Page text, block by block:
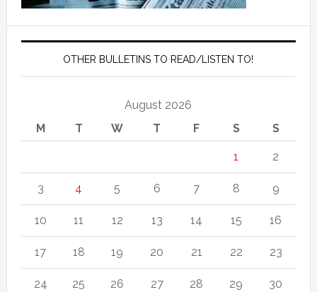
OTHER BULLETINS TO READ/LISTEN TO!
August 2026
M
T W T F S S
1 2
3 4 5 6 7 8 9
10 11 12 13 14 15 16
17 18 19 20 21 22 23
24 25 26 27 28 29 30